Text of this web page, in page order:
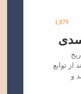
1,879
از توابع
و